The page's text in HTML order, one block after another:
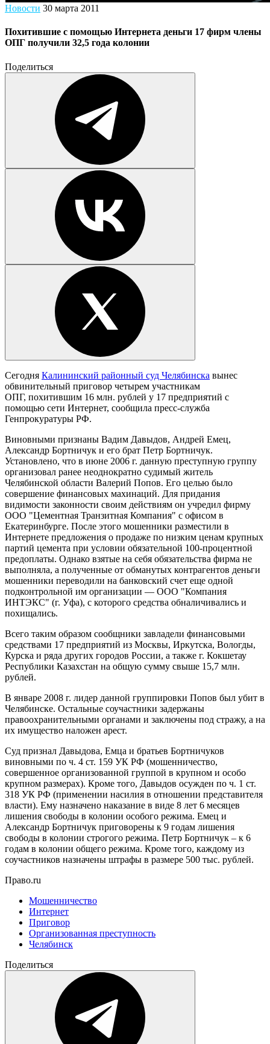
Новости 30 марта 2011
Похитившие с помощью Интернета деньги 17 фирм члены
ОПГ получили 32,5 года колонии
Поделиться
Сегодня Калининский районный суд Челябинска вынес
обвинительный приговор четырем участникам
ОПГ, похитившим 16 млн. рублей у 17 предприятий с
помощью сети Интернет, сообщила пресс-служба
Генпрокуратуры РФ.
Виновными признаны Вадим Давыдов, Андрей Емец,
Александр Бортничук и его брат Петр Бортничук.
Установлено, что в июне 2006 г. данную преступную группу
организовал ранее неоднократно судимый житель
Челябинской области Валерий Попов. Его целью было
совершение финансовых махинаций. Для придания
видимости законности своим действиям он учредил фирму
ООО "Цементная Транзитная Компания" с офисом в
Екатеринбурге. После этого мошенники разместили в
Интернете предложения о продаже по низким ценам крупных
партий цемента при условии обязательной 100-процентной
предоплаты. Однако взятые на себя обязательства фирма не
выполняла, а полученные от обманутых контрагентов деньги
мошенники переводили на банковский счет еще одной
подконтрольной им организации — ООО "Компания
ИНТЭКС" (г. Уфа), с которого средства обналичивались и
похищались.
Всего таким образом сообщники завладели финансовыми
средствами 17 предприятий из Москвы, Иркутска, Вологды,
Курска и ряда других городов России, а также г. Кокшетау
Республики Казахстан на общую сумму свыше 15,7 млн.
рублей.
В январе 2008 г. лидер данной группировки Попов был убит в
Челябинске. Остальные соучастники задержаны
правоохранительными органами и заключены под стражу, а на
их имущество наложен арест.
Суд признал Давыдова, Емца и братьев Бортничуков
виновными по ч. 4 ст. 159 УК РФ (мошенничество,
совершенное организованной группой в крупном и особо
крупном размерах). Кроме того, Давыдов осужден по ч. 1 ст.
318 УК РФ (применении насилия в отношении представителя
власти). Ему назначено наказание в виде 8 лет 6 месяцев
лишения свободы в колонии особого режима. Емец и
Александр Бортничук приговорены к 9 годам лишения
свободы в колонии строгого режима. Петр Бортничук – к 6
годам в колонии общего режима. Кроме того, каждому из
соучастников назначены штрафы в размере 500 тыс. рублей.
Право.ru
Мошенничество
Интернет
Приговор
Организованная преступность
Челябинск
Поделиться